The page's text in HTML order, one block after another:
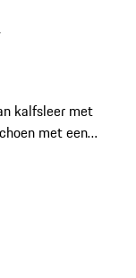
kalfsleer met
met een